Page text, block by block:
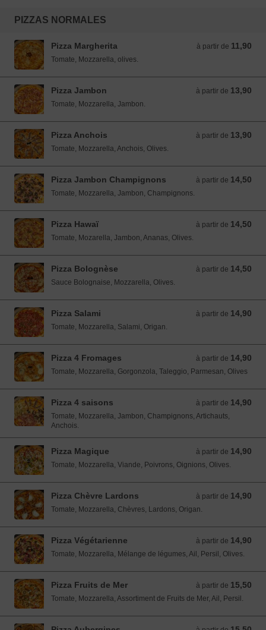
PIZZAS NORMALES
Pizza Margherita à partir de 11,90
à partir de 11,90 EUR
Tomate, Mozzarella, olives.
Pizza Jambon à partir de 13,90
à partir de 13,90 EUR
Tomate, Mozzarella, Jambon.
Pizza Anchois à partir de 13,90
à partir de 13,90 EUR
Tomate, Mozzarella, Anchois, Olives.
Pizza Jambon Champignons à partir de 14,50
à partir de 14,50 EUR
Tomate, Mozzarella, Jambon, Champignons.
Pizza Hawaï à partir de 14,50
à partir de 14,50 EUR
Tomate, Mozarella, Jambon, Ananas, Olives.
Pizza Bolognèse à partir de 14,50
à partir de 14,50 EUR
Sauce Bolognaise, Mozzarella, Olives.
Pizza Salami à partir de 14,90
à partir de 14,90 EUR
Tomate, Mozzarella, Salami, Origan.
Pizza 4 Fromages à partir de 14,90
à partir de 14,90 EUR
Tomate, Mozzarella, Gorgonzola, Taleggio, Parmesan, Olives
Pizza 4 saisons à partir de 14,90
à partir de 14,90 EUR
Tomate, Mozzarella, Jambon, Champignons, Artichauts,
Anchois.
Pizza Magique à partir de 14,90
à partir de 14,90 EUR
Tomate, Mozzarella, Viande, Poivrons, Oignions, Olives.
Pizza Chèvre Lardons à partir de 14,90
à partir de 14,90 EUR
Tomate, Mozzarella, Chèvres, Lardons, Origan.
Pizza Végétarienne à partir de 14,90
à partir de 14,90 EUR
Tomate, Mozzarella, Mélange de légumes, Ail, Persil, Olives.
Pizza Fruits de Mer à partir de 15,50
à partir de 15,50 EUR
Tomate, Mozzarella, Assortiment de Fruits de Mer, Ail, Persil.